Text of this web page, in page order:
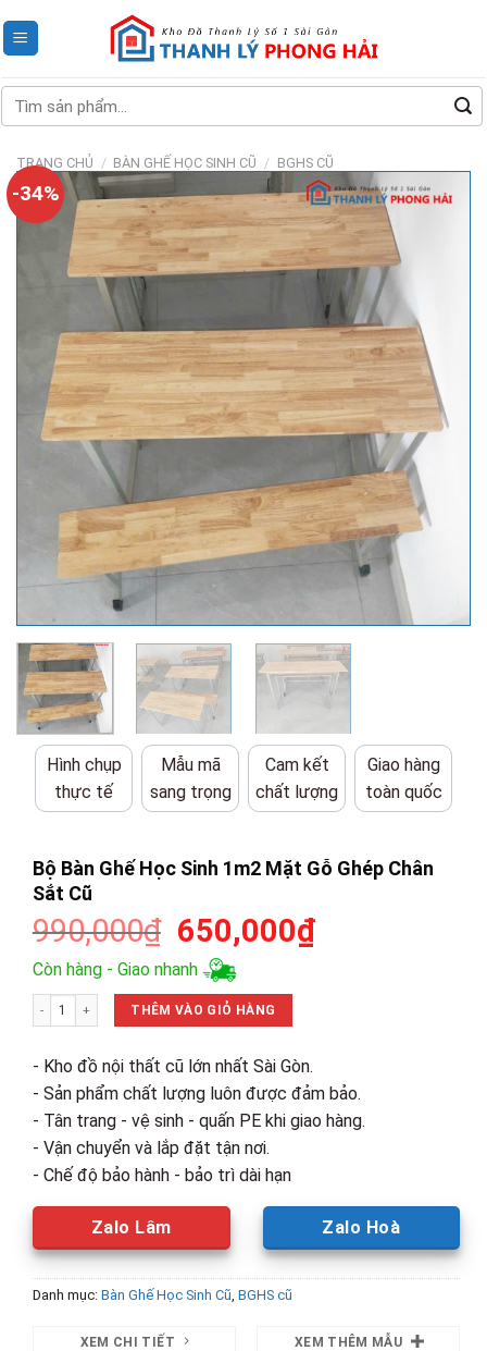
to
Tìm
kiếm:
TRANG CHỦ / BÀN GHẾ HỌC SINH CŨ / BGHS CŨ
-34%
Hình chụp
thực tế
Mẫu mã
sang trọng
Cam kết
chất lượng
Giao hàng
toàn quốc
Bộ Bàn Ghế Học Sinh 1m2 Mặt Gỗ Ghép Chân
Sắt Cũ
990,000₫ Giá
gốc
là:
990,000₫.
650,000₫Giá
Còn hàng - Giao nhanh
Bộ Bàn Ghế Học Sinh 1m2 Mặt Gỗ Ghép Chân Sắt Cũ số lượng
THÊM VÀO GIỎ HÀNG
- Kho đồ nội thất cũ lớn nhất Sài Gòn.
- Sản phẩm chất lượng luôn được đảm bảo.
- Tân trang - vệ sinh - quấn PE khi giao hàng.
- Vận chuyển và lắp đặt tận nơi.
- Chế độ bảo hành - bảo trì dài hạn
Zalo Lâm Zalo Hoà
Danh mục: Bàn Ghế Học Sinh Cũ, BGHS cũ
XEM CHI TIẾT XEM THÊM MẪU